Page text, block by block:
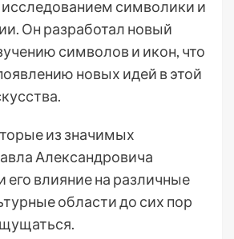
исследованием символики и
Он разработал новый
символов и икон, что
новых идей в этой
из значимых
Александровича
его влияние на различные
области до сих пор